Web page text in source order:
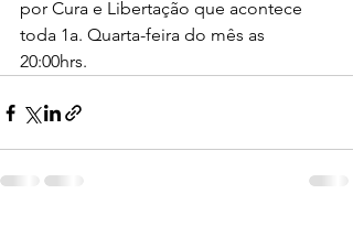
por Cura e Libertação que acontece
toda 1a. Quarta-feira do mês as
20:00hrs.